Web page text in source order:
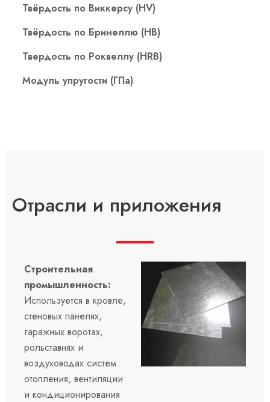
Твёрдость по Виккерсу (HV)
Твёрдость по Бринеллю (HB)
Твердость по Роквеллу (HRB)
Модуль упругости (ГПа)
Отрасли и приложения
Строительная
промышленность:
Используется в кровле,
стеновых панелях,
гаражных воротах,
рольставнях и
воздуховодах систем
отопления, вентиляции
и кондиционирования